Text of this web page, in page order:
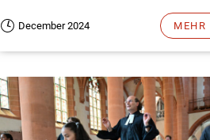
December 2024 MEHR